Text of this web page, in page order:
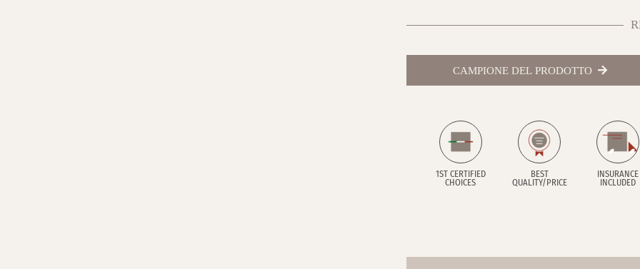
CAMPIONE DEL PRODOTTO
1ST CERTIFIED
CHOICES
BEST
QUALITY/PRICE
INSURANCE
INCLUDED